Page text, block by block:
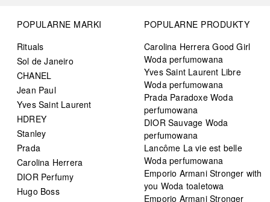
POPULARNE MARKI
Rituals
Sol de Janeiro
CHANEL
Jean Paul
Yves Saint Laurent
HDREY
Stanley
Prada
Carolina Herrera
DIOR Perfumy
Hugo Boss
POPULARNE PRODUKTY
Carolina Herrera Good Girl
Woda perfumowana
Yves Saint Laurent Libre
Woda perfumowana
Prada Paradoxe Woda
perfumowana
DIOR Sauvage Woda
perfumowana
Lancôme La vie est belle
Woda perfumowana
Emporio Armani Stronger with
you Woda toaletowa
Emporio Armani Stronger